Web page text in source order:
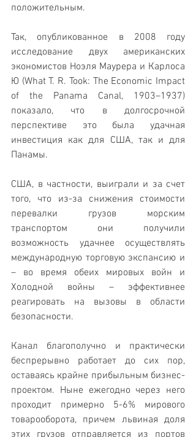
положительным.
Так, опубликованное в 2008 году
исследование двух американских
экономистов Ноэля Маурера и Карлоса
Ю (What T. R. Took: The Economic Impact
of the Panama Canal, 1903–1937)
показало, что в долгосрочной
перспективе это была удачная
инвестиция как для США, так и для
Панамы.
США, в частности, выиграли и за счет
того, что из-за снижения стоимости
перевалки грузов морским
транспортом они получили
возможность удачнее осуществлять
международную торговую экспансию и
– во время обеих мировых войн и
Холодной войны – эффективнее
реагировать на вызовы в области
безопасности.
Канал благополучно и практически
беспрерывно работает до сих пор,
оставаясь крайне прибыльным бизнес-
проектом. Ныне ежегодно через него
проходит примерно 5-6% мирового
товарооборота, причем львиная доля
этих грузов отправляется из портов